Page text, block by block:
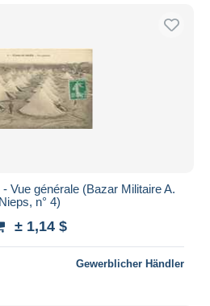
Vue générale (Bazar Militaire A.
Nieps, n° 4)
± 1,14 $
Gewerblicher Händler